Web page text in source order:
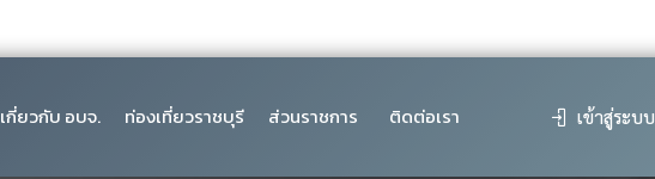
เกี่ยวกับ อบจ. ท่องเที่ยวราชบุรี ส่วนราชการ ติดต่อเรา เข้าสู่ระบบ